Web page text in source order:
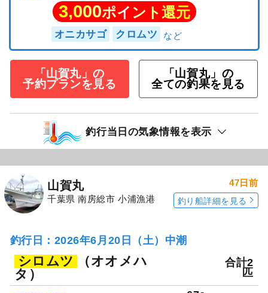
3,000ポイント還元
オニカサゴ クロムツ
「山賀丸」の
予約プランを見る
「山賀丸」の
全ての釣果を見る
釣行当日の気象情報を表示
山賀丸
千葉県 南房総市 小浦漁港
47日前
釣り船詳細を見る
釣行日：2026年6月20日（土）中潮
シロムツ
（オオメハ
タ）
合計2
匹